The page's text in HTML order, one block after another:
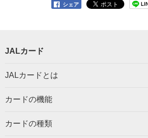
シェア
JALカード
JALカードとは
カードの機能
カードの種類